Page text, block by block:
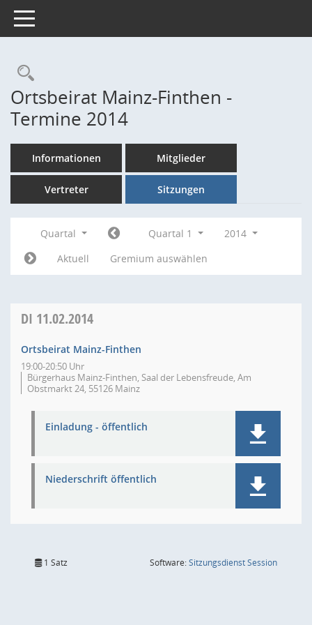
Toggle navigation
Rechercheauswahl
Ortsbeirat Mainz-Finthen -
Termine 2014
Informationen Mitglieder
Vertreter Sitzungen
Quartal Quartal 1
2014
Aktuell
Gremium auswählen
DI 11.02.2014
Ortsbeirat Mainz-Finthen
19:00-20:50 Uhr
Bürgerhaus Mainz-Finthen, Saal der Lebensfreude, Am
Obstmarkt 24, 55126 Mainz
Einladung - öffentlich
Niederschrift öffentlich
1 Satz Software:SitzungsdienstSession(Wird in